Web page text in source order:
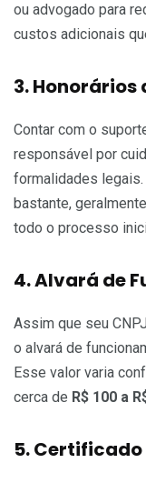
ou advogado para
custos adicionais
3. Honorários
Contar com o
responsável por
formalidades
bastante,
todo o processo
4. Alvará de
Assim que seu
o alvará de
Esse valor varia
cerca de R$ 100 a
5.